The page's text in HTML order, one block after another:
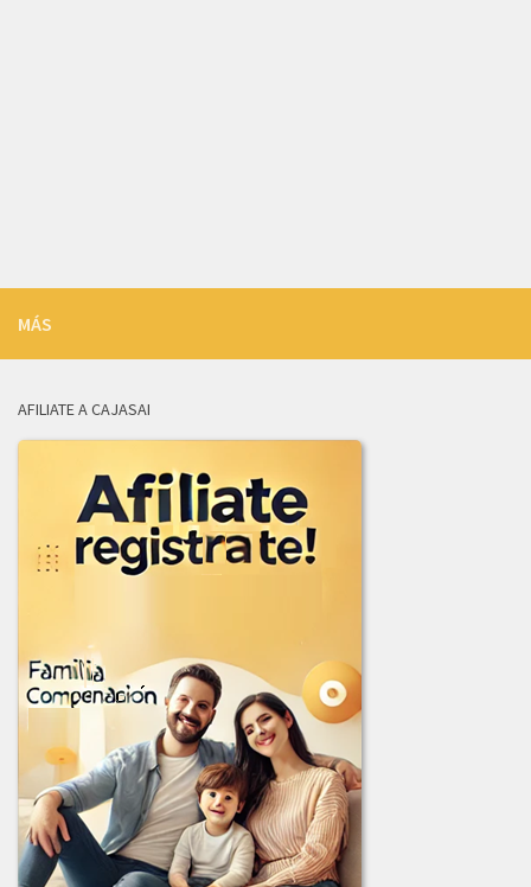
COMUNICADO_ADJUDICACION_LIC-003-2025.pdf
COMUNICADO_ADJUDICACION_LIC_004-2025.pdf
INFORME_EVALUACION_COMITE_COMPRAS_LIC-003-2025.pdf
INFORME_LICITACION_OFERTAS_004-2025.pdf
LICITACION_003_2025.PDF
LICITACION_DE_OFERTAS_001_DE_2025.PDF
LICITACION_DE_OFERTAS_002-2025.PDF
LICITACION_DE_OFERTA_004-2025.PDF
2024
MÁS
AFILIATE A CAJASAI